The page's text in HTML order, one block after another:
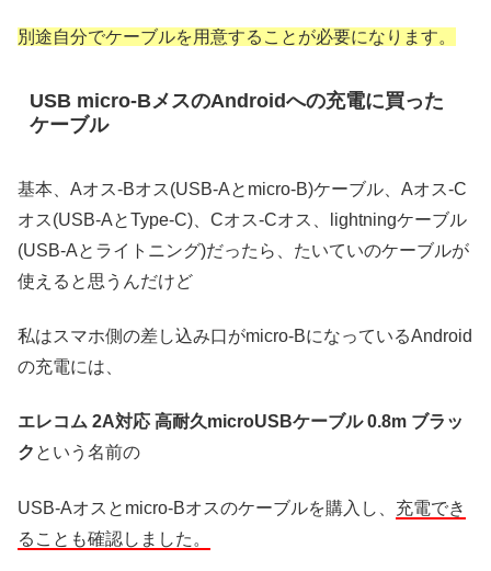
別途自分でケーブルを用意することが必要になります。
USB micro-BメスのAndroidへの充電に買った
ケーブル
基本、Aオス-Bオス(USB-Aとmicro-B)ケーブル、Aオス-C
オス(USB-AとType-C)、Cオス-Cオス、lightningケーブル
(USB-Aとライトニング)だったら、たいていのケーブルが
使えると思うんだけど
私はスマホ側の差し込み口がmicro-BになっているAndroid
の充電には、
エレコム 2A対応 高耐久microUSBケーブル 0.8m ブラッ
ク という名前の
USB-Aオスとmicro-Bオスのケーブルを購入し、 充電でき
ることも確認しました。